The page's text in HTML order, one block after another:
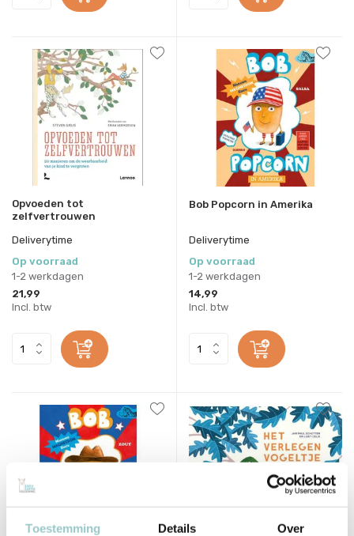
Toestemming Details Over
Opvoeden tot
zelfvertrouwen
Deliverytime
Op voorraad
1-2 werkdagen
21,99
Incl. btw
Bob Popcorn in Amerika
Deliverytime
Op voorraad
1-2 werkdagen
14,99
Incl. btw